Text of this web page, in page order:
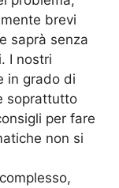
brevi
saprà senza
I nostri
in grado di
soprattutto
per fare
non si